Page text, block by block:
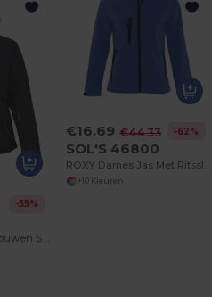
-55%
ROCK WOMEN Vrouwen Softshell Winterjas
€16.69 €44.33 -62%
SOL'S 46800
ROXY Dames Jas Met Ritssluiting Softshell
+10 Kleuren